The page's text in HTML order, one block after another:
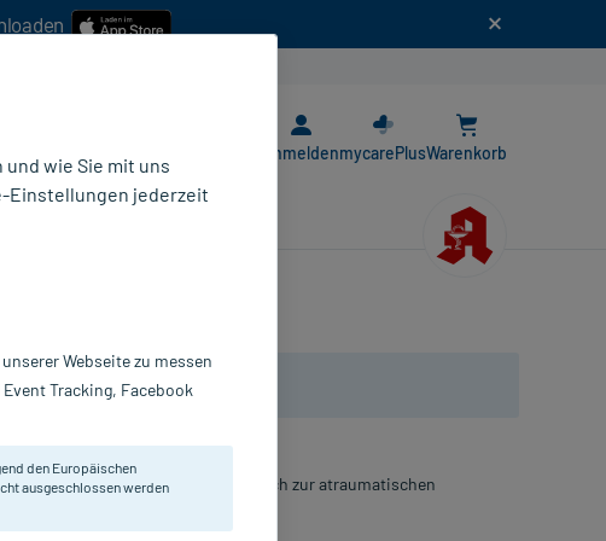
AnmeldenmycarePlusWarenkorb
für den Einmalgebrauch zur atraumatischen
wie Sie mit uns
Einstellungen jederzeit
Webseite zu messen
Tracking, Facebook
den Europäischen
ausgeschlossen werden